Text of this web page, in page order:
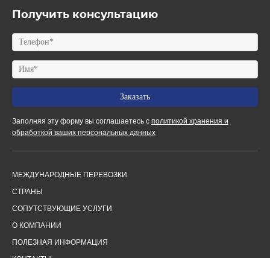
Получить консультацию
Заполняя эту форму вы соглашаетесь с политикой хранения и
обработкой ваших персональных данных
МЕЖДУНАРОДНЫЕ ПЕРЕВОЗКИ
СТРАНЫ
СОПУТСТВУЮЩИЕ УСЛУГИ
О КОМПАНИИ
ПОЛЕЗНАЯ ИНФОРМАЦИЯ